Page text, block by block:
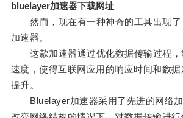
bluelayer加速器下载网址
然而，现在有一种神奇的工具出现了
加速器。
这款加速器通过优化数据传输过程，
速度，使得互联网应用的响应时间和数
提升。
Bluelayer加速器采用了先进的网络加